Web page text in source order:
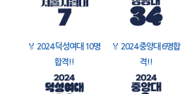
🏅 2024 덕성여대 10명
합격!!
🏅 2024 중앙대 6명합
격!!